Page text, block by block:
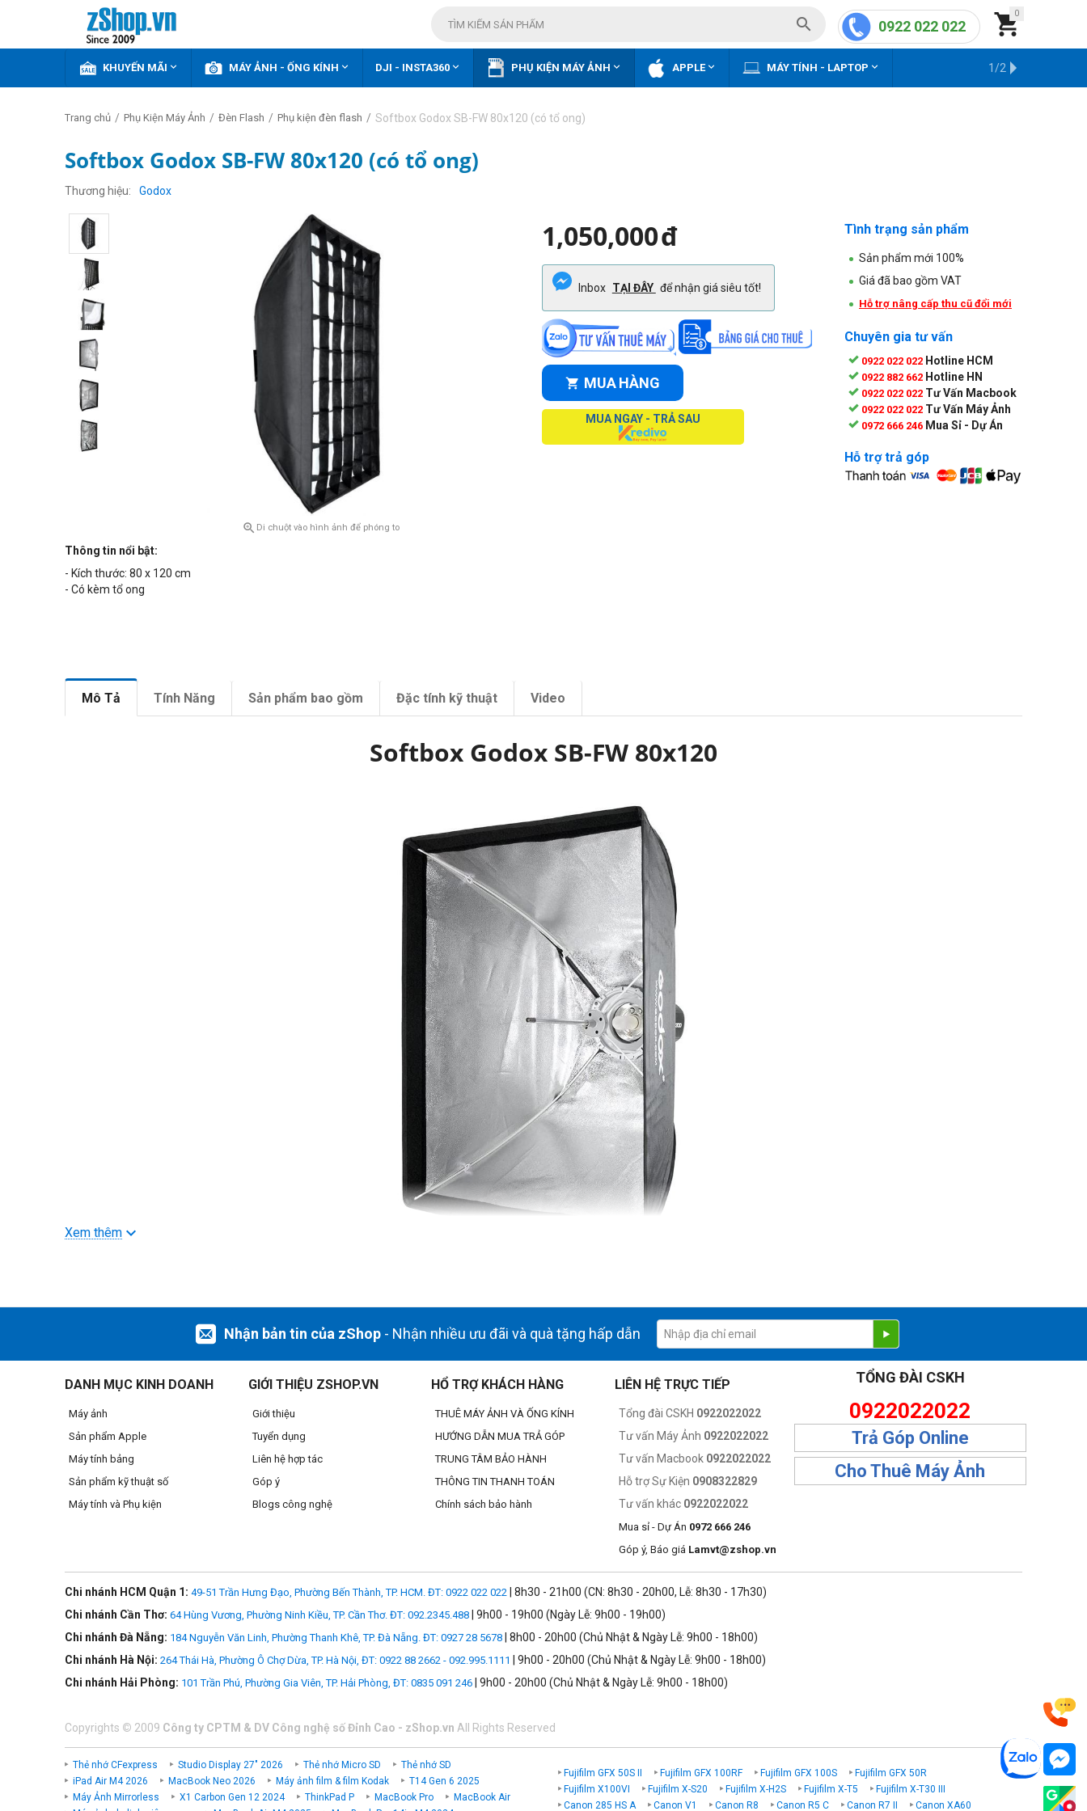
0

0922 022 022

KHUYẾN MÃI  MÁY ẢNH - ỐNG KÍNH  DJI - INSTA360  PHỤ KIỆN MÁY ẢNH  APPLE MÁY TÍNH - LAPTOP  KHO HÀNG CŨ
1/2
Trang chủ / Phụ Kiện Máy Ảnh / Đèn Flash / Phụ kiện đèn flash / Softbox Godox SB-FW 80x120 (có tổ ong)
Softbox Godox SB-FW 80x120 (có tổ ong)
Thương hiệu Godox
 Di chuột vào hình ảnh để phóng to
Thông tin nổi bật:
- Kích thước: 80 x 120 cm
- Có kèm tổ ong
1,050,000đ
Inbox TẠI ĐÂY để nhận giá siêu tốt!
MUA HÀNG
MUA NGAY - TRẢ SAU
Tình trạng sản phẩm
Sản phẩm mới 100%
Giá đã bao gồm VAT
Hỗ trợ nâng cấp thu cũ đổi mới
Chuyên gia tư vấn
0922 022 022 Hotline HCM
0922 882 662 Hotline HN
0922 022 022 Tư Vấn Macbook
0922 022 022 Tư Vấn Máy Ảnh
0972 666 246 Mua Sỉ - Dự Án
Hỗ trợ trả góp
Mô Tả Tính Năng Sản phẩm bao gồm Đặc tính kỹ thuật Video
Softbox Godox SB-FW 80x120
Xem thêm
Nhận bản tin của zShop - Nhận nhiều ưu đãi và quà tặng hấp dẫn
DANH MỤC KINH DOANH
Máy ảnh
Sản phẩm Apple
Máy tính bảng
Sản phẩm kỹ thuật số
Máy tính và Phụ kiện
GIỚI THIỆU ZSHOP.VN
Giới thiệu
Tuyển dụng
Liên hệ hợp tác
Góp ý
Blogs công nghệ
HỔ TRỢ KHÁCH HÀNG
THUÊ MÁY ẢNH VÀ ỐNG KÍNH
HƯỚNG DẪN MUA TRẢ GÓP
TRUNG TÂM BẢO HÀNH
THÔNG TIN THANH TOÁN
Chính sách bảo hành
LIÊN HỆ TRỰC TIẾP
Tổng đài CSKH 0922022022
Tư vấn Máy Ảnh 0922022022
Tư vấn Macbook 0922022022
Hỗ trợ Sự Kiện 0908322829
Tư vấn khác 0922022022
Mua sỉ - Dự Án 0972 666 246
Góp ý, Báo giá Lamvt@zshop.vn
TỔNG ĐÀI CSKH
0922022022
Trả Góp Online
Cho Thuê Máy Ảnh
Chi nhánh HCM Quận 1: 49-51 Trần Hưng Đạo, Phường Bến Thành, TP. HCM. ĐT: 0922 022 022 | 8h30 - 21h00 (CN: 8h30 - 20h00, Lễ: 8h30 - 17h30)
Chi nhánh Cần Thơ: 64 Hùng Vương, Phường Ninh Kiều, TP. Cần Thơ. ĐT: 092.2345.488 | 9h00 - 19h00 (Ngày Lễ: 9h00 - 19h00)
Chi nhánh Đà Nẵng: 184 Nguyễn Văn Linh, Phường Thanh Khê, TP. Đà Nẵng. ĐT: 0927 28 5678 | 8h00 - 20h00 (Chủ Nhật & Ngày Lễ: 9h00 - 18h00)
Chi nhánh Hà Nội: 264 Thái Hà, Phường Ô Chợ Dừa, TP. Hà Nội, ĐT: 0922 88 2662 - 092.995.1111
| 9h00 - 20h00 (Chủ Nhật & Ngày Lễ: 9h00 - 18h00)
Chi nhánh Hải Phòng: 101 Trần Phú, Phường Gia Viên, TP. Hải Phòng, ĐT: 0835 091 246 | 9h00 - 20h00 (Chủ Nhật & Ngày Lễ: 9h00 - 18h00)
Copyrights © 2009 Công ty CPTM & DV Công nghệ số Đỉnh Cao - zShop.vn All Rights Reserved
Thẻ nhớ CFexpress Studio Display 27" 2026 Thẻ nhớ Micro SD
Thẻ nhớ SD
iPad Air M4 2026
MacBook Neo 2026 Máy ảnh film & film Kodak
T14 Gen 6 2025
Máy Ảnh Mirrorless
X1 Carbon Gen 12 2024 ThinkPad P MacBook Pro
MacBook Air
Fujifilm GFX 50S II Fujifilm GFX 100RF Fujifilm GFX 100S
Fujifilm GFX 50R
Fujifilm X100VI
Fujifilm X-S20 Fujifilm X-H2S Fujifilm X-T5
Fujifilm X-T30 III
Canon 285 HS A
Canon V1 Canon R8 Canon R5 C Canon R7 II Canon XA60